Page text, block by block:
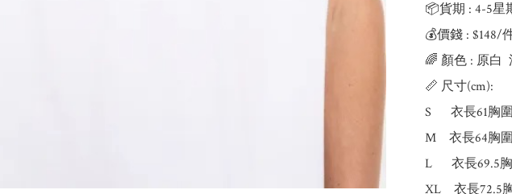
📦貨期 : 4-5星
💰價錢 : $148/
🌈 顏色 : 原白
📏 尺寸(cm):
S      衣長61胸
M    衣長64胸
L      衣長69.5
XL    衣長72.5